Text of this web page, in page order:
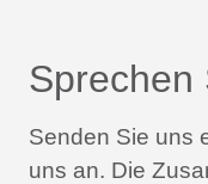
Sprechen
Senden Sie uns
uns an. Die